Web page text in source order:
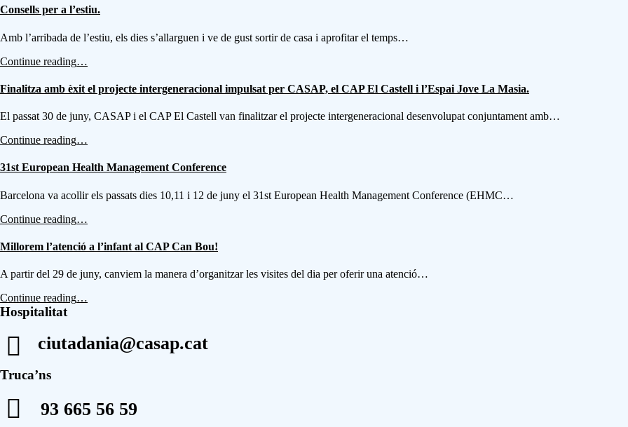
gestió
l’atenció
a
l’infant
del
CAP
Can
present
Diari
Castell.”
Consells per a l’estiu.
Amb l’arribada de l’estiu, els dies s’allarguen i ve de gust sortir de casa i aprofitar el temps…
Continue reading“Consells
a
l’estiu.”
…
Finalitza amb èxit el projecte intergeneracional impulsat per CASAP, el CAP El Castell i l’Espai Jove La Masia.
El passat 30 de juny, CASAP i el CAP El Castell van finalitzar el projecte intergeneracional desenvolupat conjuntament amb…
Continue reading“Finalitza
èxit
projecte
intergeneracional
impulsat
per
CASAP,
el
El
i
La
…
31st European Health Management Conference
Barcelona va acollir els passats dies 10,11 i 12 de juny el 31st European Health Management Conference (EHMC…
Continue reading“31st
Health
Conference”
…
Millorem l’atenció a l’infant al CAP Can Bou!
A partir del 29 de juny, canviem la manera d’organitzar les visites del dia per oferir una atenció…
Continue reading“Millorem
l’infant
al
…
Hospitalitat
ciutadania@casap.cat
Truca’ns
93 665 56 59